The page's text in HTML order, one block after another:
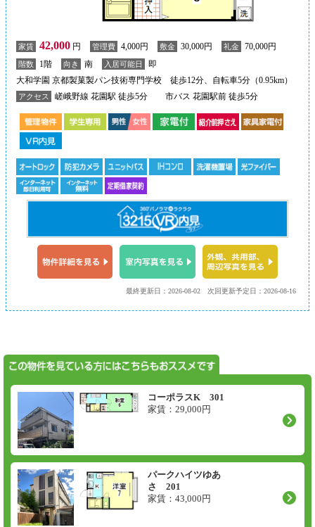
家賃 42,000 円 管理費 4,000円 敷金 30,000円 礼金 70,000円
階数 1階 向き 南 入居可能日
即
大和学園 京都製菓製パン技術専門学校 徒歩12分、自転車5分（0.95km）
アクセス 嵯峨野線 花園駅 徒歩5分 市バス 花園駅前 徒歩5分
次回更新予定日：2026-08-16
最終更新日：2026-08-02
コーポラスK 301
家賃： 29,000 円
パークハイツゆあ
さ 201
家賃： 43,000 円